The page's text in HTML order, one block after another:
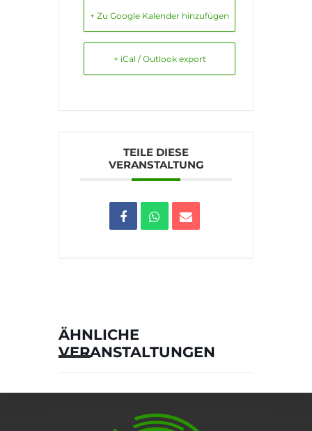
+ Zu Google Kalender hinzufügen
+ iCal / Outlook export
TEILE DIESE
VERANSTALTUNG
ÄHNLICHE
VERANSTALTUNGEN